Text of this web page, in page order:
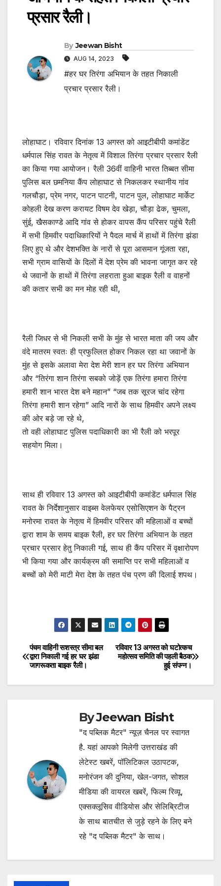
प्रसार रैली।
By Jeewan Bisht
AUG 14, 2023
#हर घर तिरंगा अभियान के तहत निकाली
प्रचार प्रसार रैली।
लोहाघाट। रविवार दिनांक 13 अगस्त को आइटीबीपी कमांडेंट
धर्मपाल सिंह रावत के नेतृत्व में विशाल तिरंगा प्रचार प्रसार रैली
का किया गया आयोजन। रैली 36वीं वाहिनी भारत तिब्बत सीमा
पुलिस बल छमनिया कैंप लोहाघाट से निकलकर स्थानीय गांव
गलचौड़ा, प्रेम नगर, पाटन पाटनी, पाटन पुल, लोहाघाट मार्केट
कोहली देख करण करायट विषम देव खेड़ा, चौड़ा ढेक, चुमला,
सुंई, खैसकाण्डे आदि गांव से होकर वापस कैंप परिसर पहुंचे रैली
में सभी हिमवीर पदाधिकारियों ने पैदल मार्च में हाथों में तिरंगा झंडा
लिए हुए थे और देशभक्ति के नारों से पूरा आसमान गूंजता रहा,
सभी ग्राम वासियों के दिलों में देश प्रेम की भावना जागृत कर रहे
थे जवानों के हाथों में तिरंगा लहराता हुआ बाइक रैली व वाहनों
की कतार सभी का मन मोह रही थी,
रैली जिधर से भी निकली सभी के मुंह से भारत माता की जय और
वंदे मातरम स्वतः ही प्रफुल्लित होकर निकल रहा था जवानों के
मुंह से इसके अलावा मेरा देश मेरी शान हर घर तिरंगा अभियान
और “तिरंगा शान तिरंगा सबको जोड़ें एक तिरंगा हमारा तिरंगा
हमारी शान भारत देश बने महान” “जब तक सूरज चांद रहेगा
तिरंगा हमारी शान रहेगा” आदि नारों के साथ हिमवीर अपने लक्ष्य
की ओर बड़े जा रहे थे,
तो वही लोहाघाट पुलिस पदाधिकारी का भी रैली को भरपूर
सहयोग मिला।
साथ ही रविवार 13 अगस्त को आइटीबीपी कमांडेंट धर्मपाल सिंह
रावत के निर्देशानुसार वाइब्स वेलफेयर एसोसिएशन के पैट्रन
मनोरमा रावत के नेतृत्व में हिमवीर परिसर की महिलाओं व बच्चों
द्वारा शाम के समय बाइक रैली, हर घर तिरंगा अभियान के तहत
प्रचार प्रसार हेतु निकाली गई, साथ ही कैंप परिसर में वृक्षारोपण
भी किया गया और कार्यक्रम की समाप्ति पर सभी महिलाओं व
बच्चों को मेरी माटी मेरा देश के तहत पंच प्रण की दिलाई शपथ।
Post
navigation
रविवार 13 अगस्त को घटोत्कच
महोत्सव समिति की पहली बैठक
हुई संपन्न।
पंचम वाहिनी सशस्त्र सीमा बल
द्वारा निकाली गई हर घर झंडा
जागरूकता बाइक रैली।
ByJeewan Bisht
"द पब्लिक मैटर" न्यूज़ चैनल पर स्वागत
है. यहां आपको मिलेगी उत्तराखंड की
लेटेस्ट खबरें, पॉलिटिकल उठापटक,
मनोरंजन की दुनिया, खेल-जगत, सोशल
मीडिया की वायरल खबरें, फिल्म रिव्यू,
एक्सक्लूसिव वीडियोस और सेलिब्रिटीज
के साथ बातचीत से जुड़े रहने के लिए बने
रहे "द पब्लिक मैटर" के साथ।